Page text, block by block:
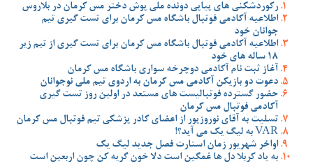
رکوردشکنی های پیاپی دونده ملی پوش دختر مس کرمان در بلاروس
اطلاعیه آکادمی فوتبال باشگاه مس کرمان برای تست گیری تیم
جوانان خود
اطلاعیه آکادمی فوتبال باشگاه مس کرمان برای تست گیری از تیم زیر
18 ساله های خود
آغاز ثبت نام آکادمی دوچرخه سواری باشگاه مس کرمان
دعوت دو بازیکن آکادمی مس کرمان به اردوی تیم ملی نوجوانان
حضور گسترده فوتبالیست های مستعد در اولین روز تست گیری
آکادمی فوتبال مس کرمان
تسلیت به آقای نوروزپور از اعضای کادر پزشکی تیم فوتبال مس کرمان
VAR به لیگ یک می آید؟!
اواخر شهریور زمان استارت فصل جدید لیگ یک
به یاد کربلا دل ها غمگین است دلا خون گریه کن چون اربعین است